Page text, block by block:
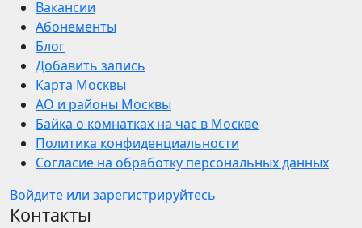
Вакансии
Абонементы
Блог
Добавить запись
Карта Москвы
АО и районы Москвы
Байка о комнатках на час в Москве
Политика конфиденциальности
Согласие на обработку персональных данных
Войдите или зарегистрируйтесь
Контакты